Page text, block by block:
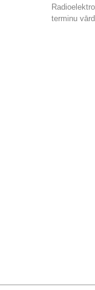
terminu